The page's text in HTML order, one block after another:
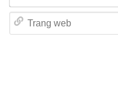
Email*